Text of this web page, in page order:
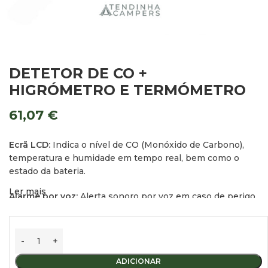
DETETOR DE CO +
HIGRÓMETRO E TERMÓMETRO
61,07 €
Ecrã LCD: Indica o nível de CO (Monóxido de Carbono),
temperatura e humidade em tempo real, bem como o
estado da bateria.
Alarme por voz: Alerta sonoro por voz em caso de perigo.
Alimentação:
lítio (LiFePO4) de 6V
Ler mais
ADICIONAR